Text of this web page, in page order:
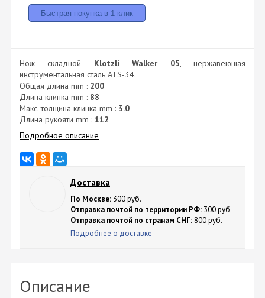
Нож складной Klotzli Walker 05, нержавеющая
инструментальная сталь ATS-34.
Общая длина mm : 200
Длина клинка mm : 88
Макс. толщина клинка mm : 3.0
Длина рукояти mm : 112
Подробное описание
Доставка
По Москве: 300 руб.
Отправка почтой по территории РФ: 300 руб
Отправка почтой по странам СНГ: 800 руб.
Подробнее о доставке
Описание